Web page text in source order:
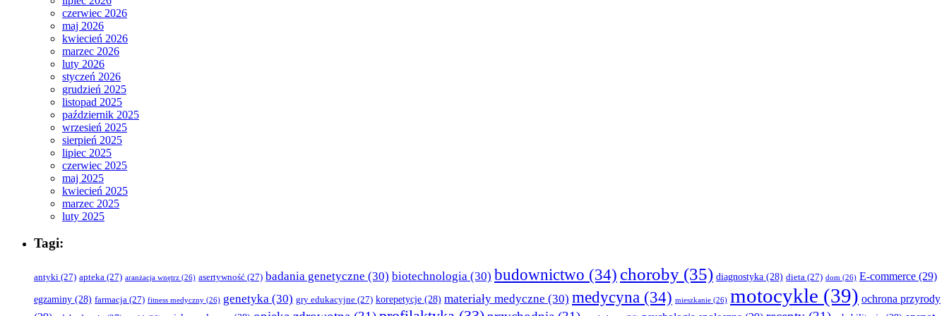
czerwiec 2026
maj 2026
kwiecień 2026
marzec 2026
luty 2026
styczeń 2026
grudzień 2025
listopad 2025
październik 2025
wrzesień 2025
sierpień 2025
lipiec 2025
czerwiec 2025
maj 2025
kwiecień 2025
marzec 2025
luty 2025
Tagi:
antyki (27) apteka (27) aranżacja wnętrz (26) asertywność (27) badania genetyczne (30) biotechnologia (30) budownictwo (34) choroby (35) diagnostyka (28) dieta (27) dom (26) E-commerce (29)
egzaminy (28) farmacja (27) fitness medyczny (26) genetyka (30) gry edukacyjne (27) korepetycje (28) materiały medyczne (30) medycyna (34) mieszkanie (26) motocykle (39) ochrona przyrody